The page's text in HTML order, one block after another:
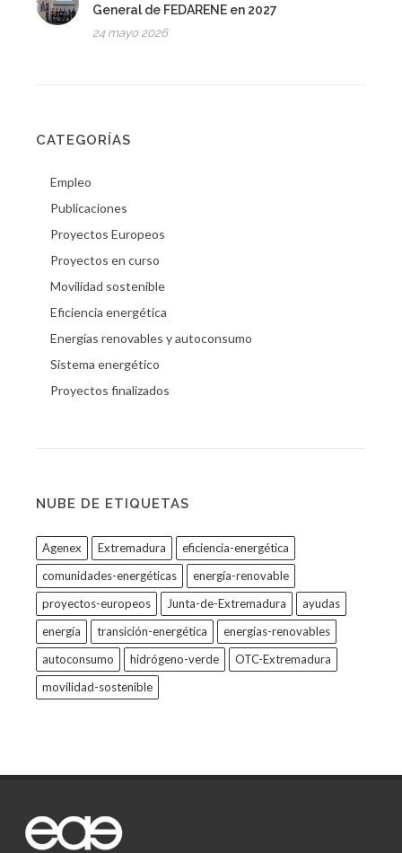
General de FEDARENE en 2027
24 mayo 2026
CATEGORÍAS
Empleo
Publicaciones
Proyectos Europeos
Proyectos en curso
Movilidad sostenible
Eficiencia energética
Energías renovables y autoconsumo
Sistema energético
Proyectos finalizados
NUBE DE ETIQUETAS
Agenex Extremadura
eficiencia-energética
comunidades-energéticas
energía-renovable
proyectos-europeos
Junta-de-Extremadura
ayudas
energía
transición-energética
energías-renovables
autoconsumo
hidrógeno-verde
OTC-Extremadura
movilidad-sostenible